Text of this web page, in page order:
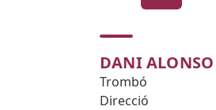
DANI ALONSO
Trombó
Direcció